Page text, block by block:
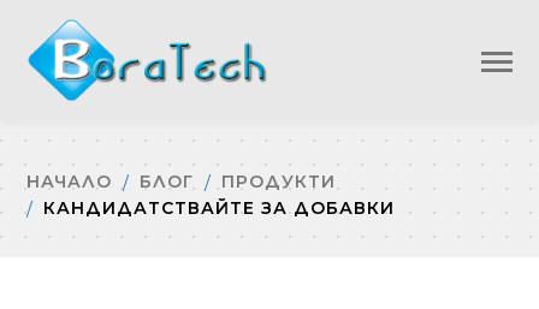
НАЧАЛО БЛОГ
ПРОДУКТИ
КАНДИДАТСТВАЙТЕ ЗА ДОБАВКИ